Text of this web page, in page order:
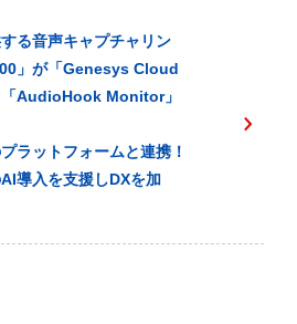
る音声キャプチャリン
」が「Genesys Cloud
AudioHook Monitor」
ラットフォームと連携！
導入を支援しDXを加